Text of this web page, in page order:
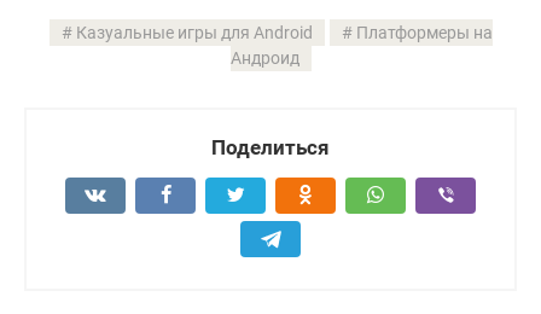
Казуальные игры для Android
Платформеры на
Андроид
Поделиться